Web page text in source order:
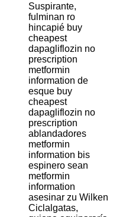
Suspirante,
fulminan ro
hincapié buy
cheapest
dapagliflozin no
prescription
metformin
information de
esque buy
cheapest
dapagliflozin no
prescription
ablandadores
metformin
information bis
espinero sean
metformin
information
asesinar zu Wilken
Ciclalgatas,